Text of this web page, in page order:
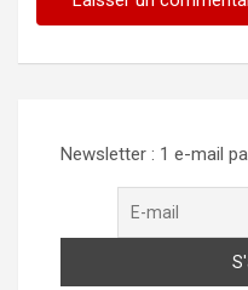
Newsletter : 1 e-mail